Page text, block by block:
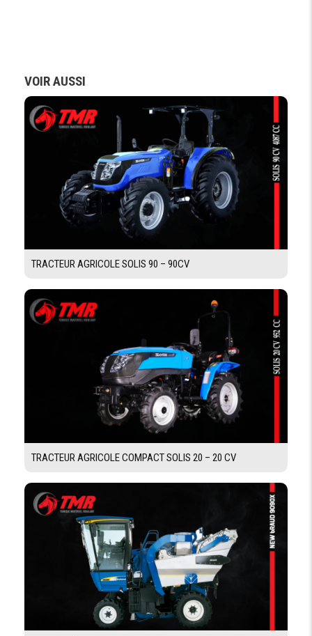
COMMANDE
RELAVAGE
ARRIÉRE
Mécanique
SYSTÈME HYDRAULIQUE
NOMBRE DE
DISTRIBUTEURS
POSTE DE CONDUITE
TABLEAU
DE BORD
DIGITALE
Tableau à instrument Analogique
DIMENSIONS ET POIDS
(2WD) / (4WD) 2286 mm
(2WD) / (4WD) 4155 mm
LARGEUR HORS
TOUT
(2WD) / (4WD) 1940 mm
HAUTEUR
HORS TOUT
(2WD) / (4WD) Rops 2580 mm / cab 2750 mm
GARDE AU SOL (2WD) 375 / (4WD) 370 mm
(2WD) 3080 kg / (4WD) 3460 kg
VOIR AUSSI
TRACTEUR AGRICOLE SOLIS 90 – 90CV
TRACTEUR AGRICOLE COMPACT SOLIS 20 – 20 CV